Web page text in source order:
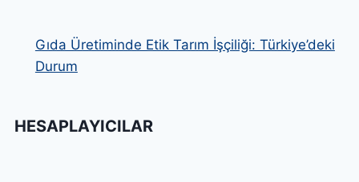
Gıda Üretiminde Etik Tarım İşçiliği: Türkiye’deki
Durum
HESAPLAYICILAR